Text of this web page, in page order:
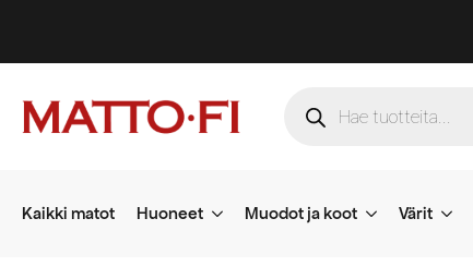
search
Kaikki matot Huoneet Muodot ja koot Värit